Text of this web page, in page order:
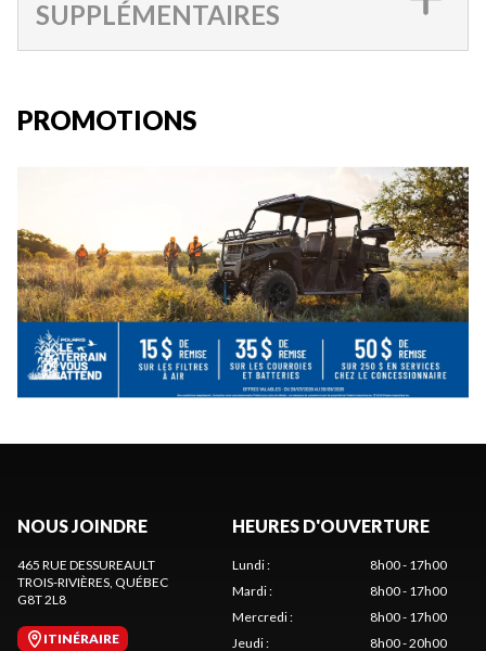
SUPPLÉMENTAIRES
PROMOTIONS
NOUS JOINDRE
465 RUE DESSUREAULT
TROIS-RIVIÈRES, QUÉBEC
G8T 2L8
ITINÉRAIRE
HEURES D'OUVERTURE
Lundi:
8h00 - 17h00
Mardi:
8h00 - 17h00
Mercredi:
8h00 - 17h00
Jeudi: 8h00 - 20h00